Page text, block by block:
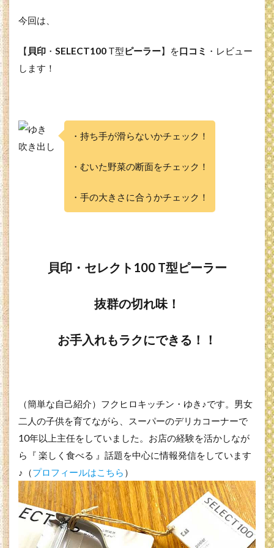
今回は、
【 貝印 ・ SELECT100 T型ピーラー】を口コミ ・レビュー
します！
・持ち手が滑らないかチェック！
・むいた野菜の断面をチェック！
・手の大きさに合うかチェック！
貝印・セレクト100 T型ピーラー
抜群の切れ味！
お手入れもラクにできる！！
（簡単な自己紹介）フクヒロキッチン・ゆき♪です。男女
二人の子供を育てながら、スーパーのデリカコーナーで
10年以上主任をしていました。お店の経験を活かしなが
ら『 楽しく食べる 』話題を中心に情報発信をしています
♪（プロフィールはこちら ）